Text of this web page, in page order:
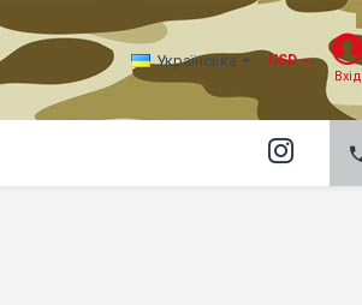
Українська USD
Вхід